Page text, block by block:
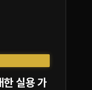
한 실용 가